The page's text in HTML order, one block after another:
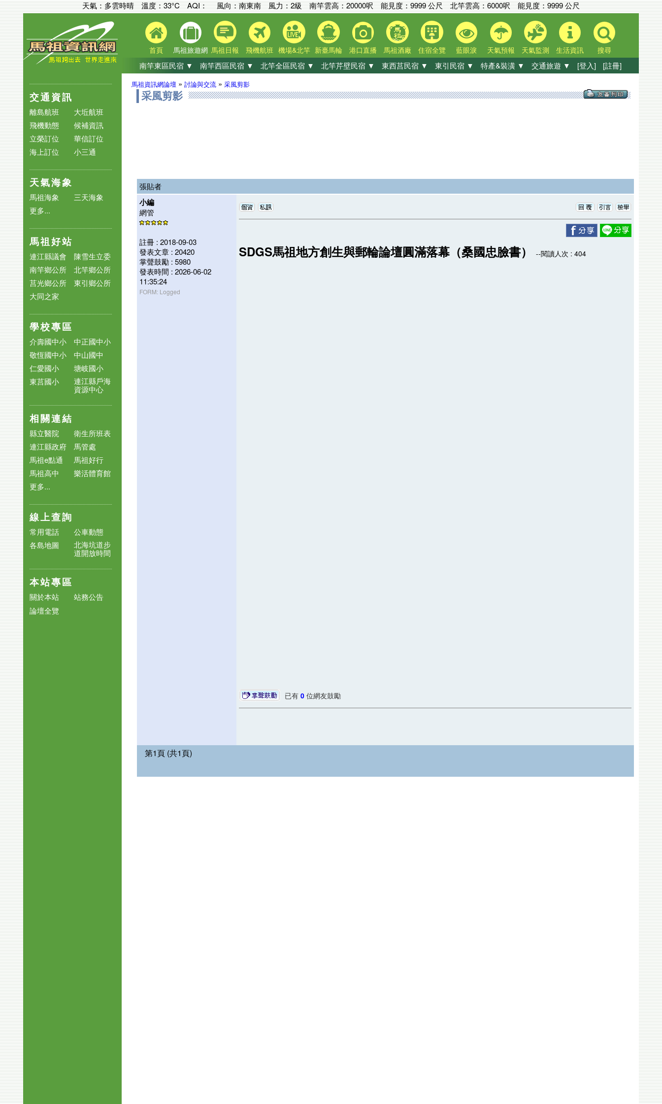
天氣：多雲時晴 溫度：33°CAQI： 風向：南東南 風力：2級南竿雲高：20000呎能見度：9999 公尺北竿雲高：6000呎能見度：9999 公尺
首頁 馬祖旅遊網 馬祖日報 飛機航班 機場&北竿 新臺馬輪 港口直播 馬祖酒廠 住宿全覽 藍眼淚 天氣預報 天氣監測 生活資訊 搜尋
南竿東區民宿 ▼ 南竿西區民宿 ▼ 北竿全區民宿 ▼ 北竿芹壁民宿 ▼ 東西莒民宿 ▼ 東引民宿 ▼ 特產&裝潢 ▼ 交通旅遊 ▼ [登入] [註冊]
交通資訊
離島航班
大坵航班
飛機動態
候補資訊
立榮訂位
華信訂位
海上訂位
小三通
天氣海象
馬祖海象
三天海象
更多...
馬祖好站
連江縣議會
陳雪生立委
南竿鄉公所
北竿鄉公所
莒光鄉公所
東引鄉公所
大同之家
學校專區
介壽國中小
中正國中小
敬恆國中小
中山國中
仁愛國小
塘岐國小
東莒國小
連江縣戶海
資源中心
相關連結
縣立醫院
衛生所班表
連江縣政府
馬管處
馬祖e點通
馬祖好行
馬祖高中
樂活體育館
更多...
線上查詢
常用電話
公車動態
各島地圖
北海坑道步
道開放時間
本站專區
關於本站
站務公告
論壇全覽
馬祖資訊網論壇 » 討論與交流 » 采風剪影
采風剪影
張貼者
小編
網管
註冊 : 2018-09-03
發表文章 : 20420
掌聲鼓勵 : 5980
發表時間 : 2026-06-02
11:35:24
FORM: Logged
SDGS馬祖地方創生與郵輪論壇圓滿落幕（桑國忠臉書） --閱讀人次 : 404
已有 0位網友鼓勵
第1頁 (共1頁)